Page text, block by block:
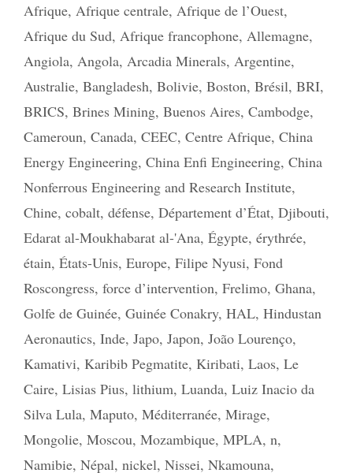
Afrique, Afrique centrale, Afrique de l’Ouest,
Afrique du Sud, Afrique francophone, Allemagne,
Angiola, Angola, Arcadia Minerals, Argentine,
Australie, Bangladesh, Bolivie, Boston, Brésil, BRI,
BRICS, Brines Mining, Buenos Aires, Cambodge,
Cameroun, Canada, CEEC, Centre Afrique, China
Energy Engineering, China Enfi Engineering, China
Nonferrous Engineering and Research Institute,
Chine, cobalt, défense, Département d’État, Djibouti,
Edarat al-Moukhabarat al-'Ana, Égypte, érythrée,
étain, États-Unis, Europe, Filipe Nyusi, Fond
Roscongress, force d’intervention, Frelimo, Ghana,
Golfe de Guinée, Guinée Conakry, HAL, Hindustan
Aeronautics, Inde, Japo, Japon, João Lourenço,
Kamativi, Karibib Pegmatite, Kiribati, Laos, Le
Caire, Lisias Pius, lithium, Luanda, Luiz Inacio da
Silva Lula, Maputo, Méditerranée, Mirage,
Mongolie, Moscou, Mozambique, MPLA, n,
Namibie, Népal, nickel, Nissei, Nkamouna,